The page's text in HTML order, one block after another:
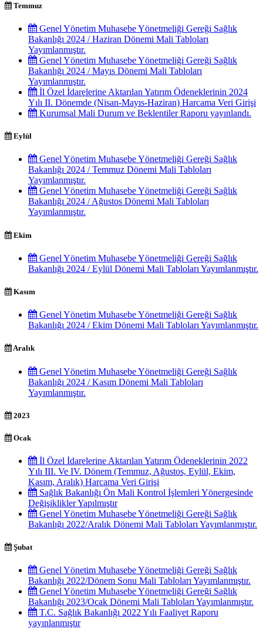
Temmuz
Genel Yönetim Muhasebe Yönetmeliği Gereği Sağlık
Bakanlığı 2024 / Haziran Dönemi Mali Tabloları
Yayımlanmıştır.
Genel Yönetim Muhasebe Yönetmeliği Gereği Sağlık
Bakanlığı 2024 / Mayıs Dönemi Mali Tabloları
Yayımlanmıştır.
İl Özel İdarelerine Aktarılan Yatırım Ödeneklerinin 2024
Yılı II. Dönemde (Nisan-Mayıs-Haziran) Harcama Veri Girişi
Kurumsal Mali Durum ve Beklentiler Raporu yayınlandı.
Eylül
Genel Yönetim Muhasebe Yönetmeliği Gereği Sağlık
Bakanlığı 2024 / Temmuz Dönemi Mali Tabloları
Yayımlanmıştır.
Genel Yönetim Muhasebe Yönetmeliği Gereği Sağlık
Bakanlığı 2024 / Ağustos Dönemi Mali Tabloları
Yayımlanmıştır.
Ekim
Genel Yönetim Muhasebe Yönetmeliği Gereği Sağlık
Bakanlığı 2024 / Eylül Dönemi Mali Tabloları Yayımlanmıştır.
Kasım
Genel Yönetim Muhasebe Yönetmeliği Gereği Sağlık
Bakanlığı 2024 / Ekim Dönemi Mali Tabloları Yayımlanmıştır.
Aralık
Genel Yönetim Muhasebe Yönetmeliği Gereği Sağlık
Bakanlığı 2024 / Kasım Dönemi Mali Tabloları
Yayımlanmıştır.
2023
Ocak
İl Özel İdarelerine Aktarılan Yatırım Ödeneklerinin 2022
Yılı III. Ve IV. Dönem (Temmuz, Ağustos, Eylül, Ekim,
Kasım, Aralık) Harcama Veri Girişi
Sağlık Bakanlığı Ön Mali Kontrol İşlemleri Yönergesinde
Değişiklikler Yapılmıştır
Genel Yönetim Muhasebe Yönetmeliği Gereği Sağlık
Bakanlığı 2022/Aralık Dönemi Mali Tabloları Yayımlanmıştır.
Şubat
Genel Yönetim Muhasebe Yönetmeliği Gereği Sağlık
Bakanlığı 2022/Dönem Sonu Mali Tabloları Yayımlanmıştır.
Genel Yönetim Muhasebe Yönetmeliği Gereği Sağlık
Bakanlığı 2023/Ocak Dönemi Mali Tabloları Yayımlanmıştır.
T.C. Sağlık Bakanlığı 2022 Yılı Faaliyet Raporu
yayınlanmıştır